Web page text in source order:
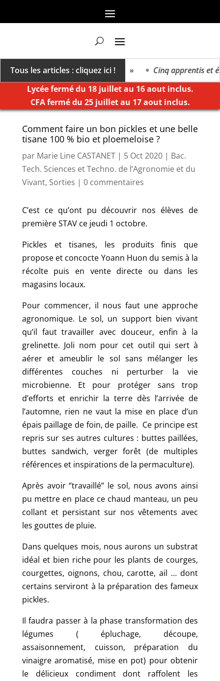
Tous les articles : cliquez ici !
vers un millésime des extrêmes »
Cinq apprentis et
Lycée fermé du 18 juillet au 16 aout inclus.
CFA fermé du 25 juillet au 17 aout inclus.
Comment faire un bon pickles et une belle
tisane 100 % bio et ploemeloise ?
par Marie Line CASTANET| 5 Oct 2020| Bac.
Tech. Sciences et Techno. de l’Agronomie et du
Vivant, Sorties | 0 commentaires
C’est ce qu’ont pu découvrir nos élèves de
première STAV ce jeudi 1 octobre.
Pickles et tisanes, les produits finis que
propose et concocte Yoann Huon du semis à la
récolte puis en vente directe ou dans les
magasins locaux.
Pour commencer, il nous faut une approche
agronomique. Le sol, un support bien vivant
qu’il faut travailler avec douceur, enfin à la
grelinette. Joli nom pour cet outil qui sert à
aérer et ameublir le sol sans mélanger les
différentes couches ni perturber la vie
microbienne. Et pour protéger sans trop
d’efforts et enrichir la terre dès l’arrivée de
l’automne, rien ne vaut la mise en place d’un
épais paillage de foin, de paille. Ce principe est
repris sur ses autres cultures : buttes paillées,
buttes sandwich, verger forêt (de multiples
références et inspirations de la permaculture).
Après avoir ‘’travaillé’’ le sol, nous avons ainsi
pu mettre en place ce chaud manteau, un peu
collant et persistant sur nos vêtements avec
les gouttes de pluie.
Dans quelques mois, nous aurons un substrat
idéal et bien riche pour les plants de courges,
courgettes, oignons, chou, carotte, ail … dont
certains serviront à la préparation des fameux
pickles.
Il faudra passer à la phase transformation des
légumes ( épluchage, découpe,
assaisonnement, cuisson, préparation du
vinaigre aromatisé, mise en pot) pour obtenir
le délicieux condiment dont raffolent les